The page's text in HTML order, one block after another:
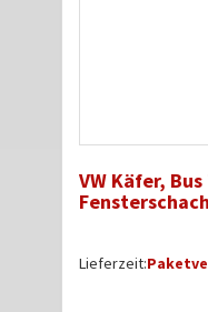
VW Käfer,
Lieferzeit: